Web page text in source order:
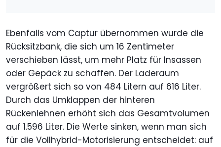
Ebenfalls vom Captur übernommen wurde die
Rücksitzbank, die sich um 16 Zentimeter
verschieben lässt, um mehr Platz für Insassen
oder Gepäck zu schaffen. Der Laderaum
vergrößert sich so von 484 Litern auf 616 Liter.
Durch das Umklappen der hinteren
Rückenlehnen erhöht sich das Gesamtvolumen
auf 1.596 Liter. Die Werte sinken, wenn man sich
für die Vollhybrid-Motorisierung entscheidet: auf